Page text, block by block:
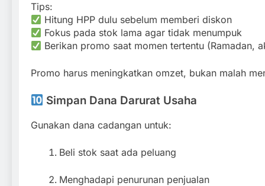
Tips:
Hitung HPP dulu sebelum memberi diskon
Fokus pada stok lama agar tidak menumpuk
Berikan promo saat momen tertentu (Ramadan,
Promo harus meningkatkan omzet, bukan malah
Simpan Dana Darurat Usaha
Gunakan dana cadangan untuk:
Beli stok saat ada peluang
Menghadapi penurunan penjualan